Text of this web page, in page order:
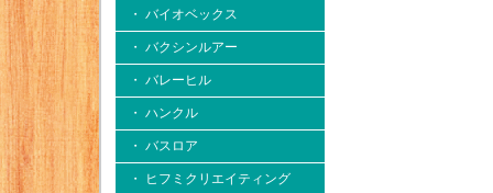
・ バイオベックス
・ バクシンルアー
・ バレーヒル
・ ハンクル
・ バスロア
・ ヒフミクリエイティング